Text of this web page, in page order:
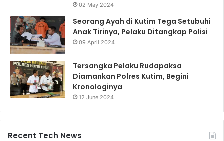
02 May 2024
Seorang Ayah di Kutim Tega Setubuhi
Anak Tirinya, Pelaku Ditangkap Polisi
09 April 2024
Tersangka Pelaku Rudapaksa
Diamankan Polres Kutim, Begini
Kronologinya
12 June 2024
Recent Tech News